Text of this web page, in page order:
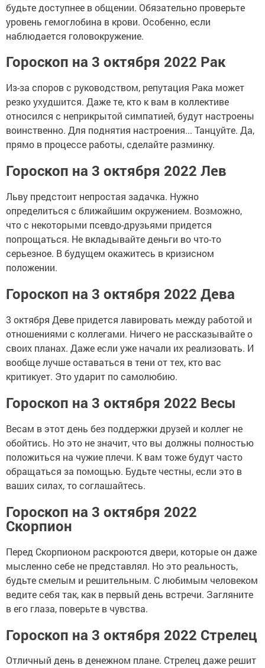
будьте доступнее в общении. Обязательно проверьте
уровень гемоглобина в крови. Особенно, если
наблюдается головокружение.
Гороскоп на 3 октября 2022 Рак
Из-за споров с руководством, репутация Рака может
резко ухудшится. Даже те, кто к вам в коллективе
относился с неприкрытой симпатией, будут настроены
воинственно. Для поднятия настроения... Танцуйте. Да,
прямо в процессе работы, сделайте разминку.
Гороскоп на 3 октября 2022 Лев
Льву предстоит непростая задачка. Нужно
определиться с ближайшим окружением. Возможно,
что с некоторыми псевдо-друзьями придется
попрощаться. Не вкладывайте деньги во что-то
серьезное. В будущем окажитесь в кризисном
положении.
Гороскоп на 3 октября 2022 Дева
3 октября Деве придется лавировать между работой и
отношениями с коллегами. Ничего не рассказывайте о
своих планах. Даже если уже начали их реализовать. И
вообще лучше оставаться в тени от тех, кто вас
критикует. Это ударит по самолюбию.
Гороскоп на 3 октября 2022 Весы
Весам в этот день без поддержки друзей и коллег не
обойтись. Но это не значит, что вы должны полностью
положиться на чужие плечи. К вам тоже будут часто
обращаться за помощью. Будьте честны, если это в
ваших силах, то соглашайтесь.
Гороскоп на 3 октября 2022
Скорпион
Перед Скорпионом раскроются двери, которые он даже
мысленно себе не представлял. Но это реальность,
будьте смелым и решительным. С любимым человеком
ведите себя так, как в первый день встречи. Загляните
в его глаза, поверьте в чувства.
Гороскоп на 3 октября 2022 Стрелец
Отличный день в денежном плане. Стрелец даже решит